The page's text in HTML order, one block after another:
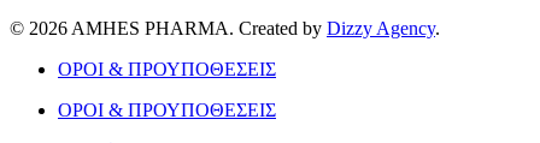
© 2026 AMHES PHARMA. Created by Dizzy Agency.
ΟΡΟΙ & ΠΡΟΥΠΟΘΕΣΕΙΣ
ΟΡΟΙ & ΠΡΟΥΠΟΘΕΣΕΙΣ